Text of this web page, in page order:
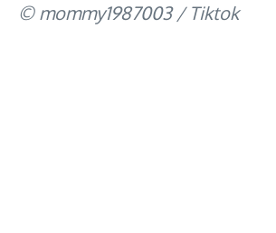
© mommy1987003 / Tiktok